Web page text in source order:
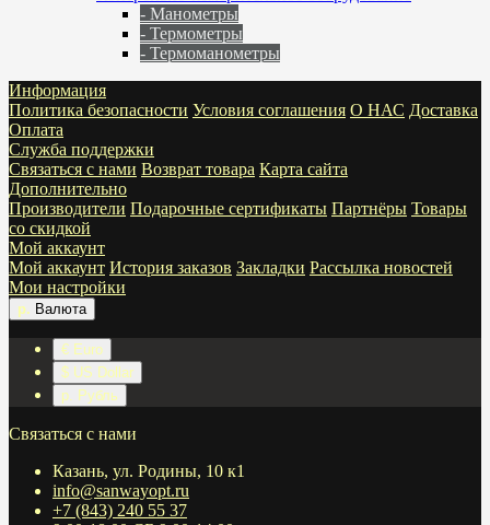
- Манометры
- Термометры
- Термоманометры
Информация
Политика безопасности Условия соглашения О НАС Доставка
Оплата
Служба поддержки
Связаться с нами Возврат товара Карта сайта
Дополнительно
Производители Подарочные сертификаты Партнёры Товары
со скидкой
Мой аккаунт
Мой аккаунт История заказов Закладки Рассылка новостей
Мои настройки
р. Валюта
€ Euro
$ US Dollar
р. Рубль
Связаться с нами
Казань, ул. Родины, 10 к1
info@sanwayopt.ru
+7 (843) 240 55 37